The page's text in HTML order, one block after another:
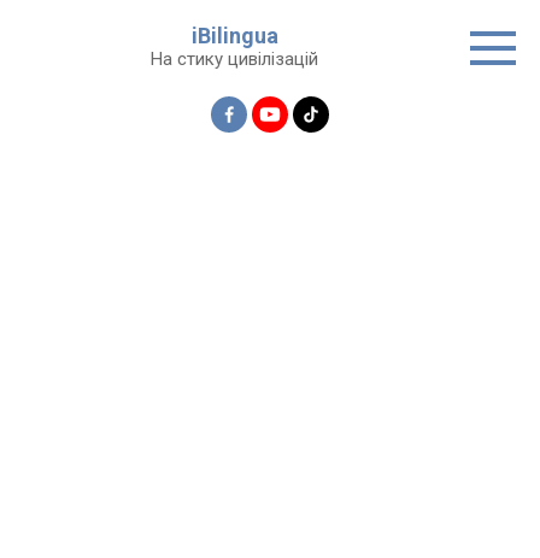
iBilingua
На стику цивілізацій